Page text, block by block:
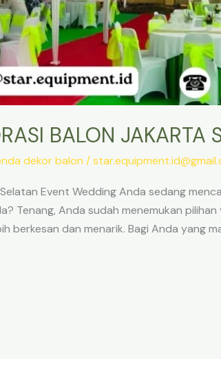
BALON JAKARTA
dekor balon /
Event Wedding Anda sedang
Tenang, Anda sudah menemukan
berkesan dan menarik. Bagi Anda yang